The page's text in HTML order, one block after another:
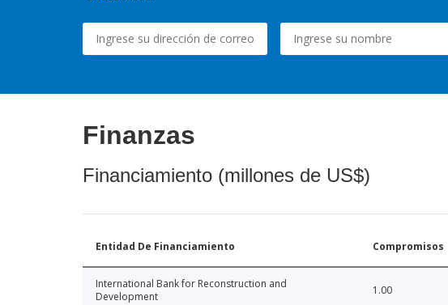
Finanzas
Financiamiento (millones de US$)
Entidad De Financiamiento Compromisos
International Bank for Reconstruction and
Development
1.00